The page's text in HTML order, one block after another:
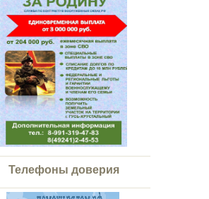
Телефоны доверия